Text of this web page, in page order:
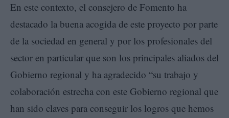
En este contexto, el consejero de Fomento ha
destacado la buena acogida de este proyecto por parte
de la sociedad en general y por los profesionales del
sector en particular que son los principales aliados del
Gobierno regional y ha agradecido “su trabajo y
colaboración estrecha con este Gobierno regional que
han sido claves para conseguir los logros que hemos